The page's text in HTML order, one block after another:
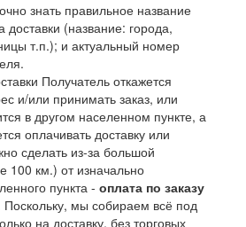
знать правильное название
доставки (название: города,
т.п.); и актуальный номер
Получатель откажется
и/или принимать заказ, или
в другом населенном пункте, а
оплачивать доставку или
сделать из-за большой
100 км.) от изначально
пункта - оплата по заказу
Поскольку, мы собираем всё под
на доставку, без торговых